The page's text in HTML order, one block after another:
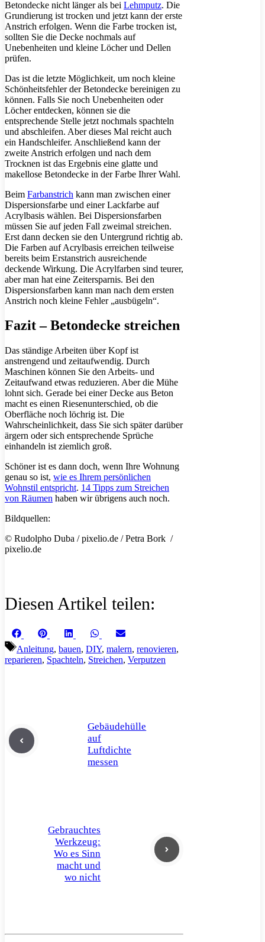
Betondecke nicht länger als bei Lehmputz. Die
Grundierung ist trocken und jetzt kann der erste
Anstrich erfolgen. Wenn die Farbe trocken ist,
sollten Sie die Decke nochmals auf
Unebenheiten und kleine Löcher und Dellen
prüfen.
Das ist die letzte Möglichkeit, um noch kleine
Schönheitsfehler der Betondecke bereinigen zu
können. Falls Sie noch Unebenheiten oder
Löcher entdecken, können sie die
entsprechende Stelle jetzt nochmals spachteln
und abschleifen. Aber dieses Mal reicht auch
ein Handschleifer. Anschließend kann der
zweite Anstrich erfolgen und nach dem
Trocknen ist das Ergebnis eine glatte und
makellose Betondecke in der Farbe Ihrer Wahl.
Beim Farbanstrich kann man zwischen einer
Dispersionsfarbe und einer Lackfarbe auf
Acrylbasis wählen. Bei Dispersionsfarben
müssen Sie auf jeden Fall zweimal streichen.
Erst dann decken sie den Untergrund richtig ab.
Die Farben auf Acrylbasis erreichen teilweise
bereits beim Erstanstrich ausreichende
deckende Wirkung. Die Acrylfarben sind teurer,
aber man hat eine Zeitersparnis. Bei den
Dispersionsfarben kann man nach dem ersten
Anstrich noch kleine Fehler „ausbügeln“.
Fazit – Betondecke streichen
Das ständige Arbeiten über Kopf ist
anstrengend und zeitaufwendig. Durch
Maschinen können Sie den Arbeits- und
Zeitaufwand etwas reduzieren. Aber die Mühe
lohnt sich. Gerade bei einer Decke aus Beton
macht es einen Riesenunterschied, ob die
Oberfläche noch löchrig ist. Die
Wahrscheinlichkeit, dass Sie sich später darüber
ärgern oder sich entsprechende Sprüche
einhandeln ist ziemlich groß.
Schöner ist es dann doch, wenn Ihre Wohnung
genau so ist, wie es Ihrem persönlichen
Wohnstil entspricht. 14 Tipps zum Streichen
von Räumen haben wir übrigens auch noch.
Bildquellen:
© Rudolpho Duba / pixelio.de / Petra Bork /
pixelio.de
Diesen Artikel teilen:
Share
on
FacebookShare
Pinterest Share
LinkedInShare
on
WhatsApp
Share
Schlagwörter
Anleitung, bauen, DIY, malern, renovieren,
reparieren, Spachteln, Streichen, Verputzen
Gebäudehülle
auf
Luftdichte
messen
Gebrauchtes
Werkzeug:
Wo es Sinn
macht und
wo nicht